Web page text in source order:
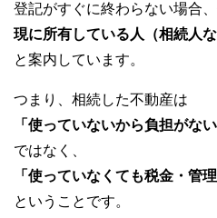
登記がすぐに終わらない場合、
現に所有している人（相続人
と案内しています。
つまり、相続した不動産は
「使っていないから負担がない
ではなく、
「使っていなくても税金・管
ということです。